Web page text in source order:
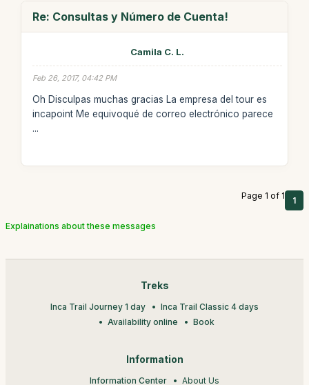
Re: Consultas y Número de Cuenta!
Camila C. L.
Feb 26, 2017, 04:42 PM
Oh Disculpas muchas gracias La empresa del tour es
incapoint Me equivoqué de correo electrónico parece
...
Page 1 of 1 1
Explainations about these messages
Treks
Inca Trail Journey 1 day
Inca Trail Classic 4 days
Availability online
Book
Information
Information Center About Us